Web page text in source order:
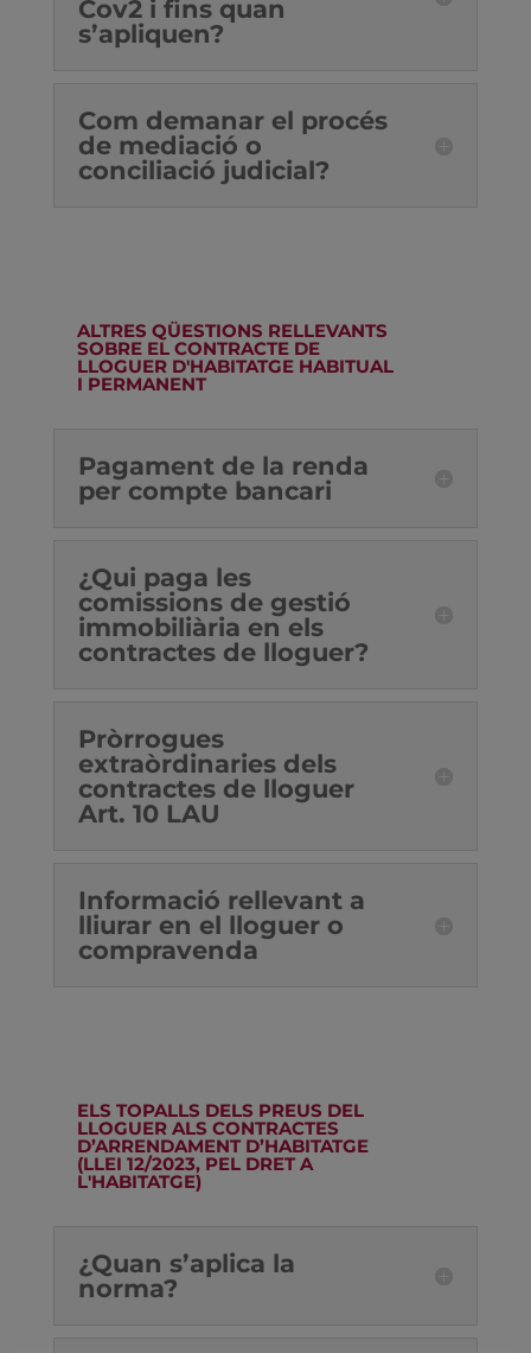
Cov2 i fins quan
s’apliquen?
Com demanar el procés
de mediació o
conciliació judicial?
ALTRES QÜESTIONS RELLEVANTS
SOBRE EL CONTRACTE DE
LLOGUER D'HABITATGE HABITUAL
I PERMANENT
Pagament de la renda
per compte bancari
¿Qui paga les
comissions de gestió
immobiliària en els
contractes de lloguer?
Pròrrogues
extraòrdinaries dels
contractes de lloguer
Art. 10 LAU
Informació rellevant a
lliurar en el lloguer o
compravenda
ELS TOPALLS DELS PREUS DEL
LLOGUER ALS CONTRACTES
D’ARRENDAMENT D’HABITATGE
(LLEI 12/2023, PEL DRET A
L'HABITATGE)
¿Quan s’aplica la
norma?